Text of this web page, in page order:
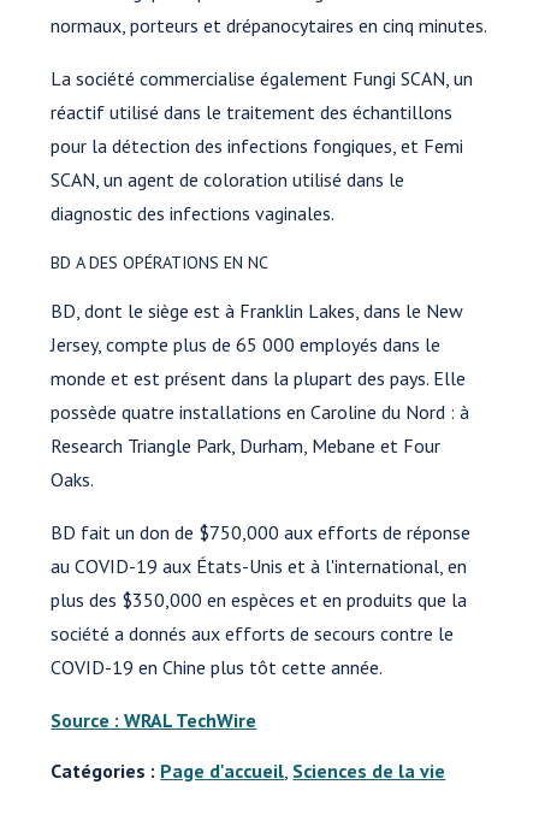
normaux, porteurs et drépanocytaires en cinq minutes.
La société commercialise également Fungi SCAN, un
réactif utilisé dans le traitement des échantillons
pour la détection des infections fongiques, et Femi
SCAN, un agent de coloration utilisé dans le
diagnostic des infections vaginales.
BD A DES OPÉRATIONS EN NC
BD, dont le siège est à Franklin Lakes, dans le New
Jersey, compte plus de 65 000 employés dans le
monde et est présent dans la plupart des pays. Elle
possède quatre installations en Caroline du Nord : à
Research Triangle Park, Durham, Mebane et Four
Oaks.
BD fait un don de $750,000 aux efforts de réponse
au COVID-19 aux États-Unis et à l'international, en
plus des $350,000 en espèces et en produits que la
société a donnés aux efforts de secours contre le
COVID-19 en Chine plus tôt cette année.
Source : WRAL TechWire
Catégories : Page d'accueil Sciences de la vie